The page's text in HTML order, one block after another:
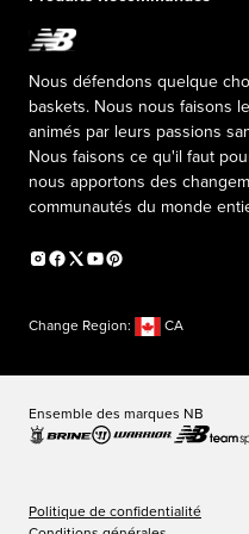
Fondation New Balance
Relations publiques
The TRACK at New Balance
Press box
Programme d’affiliation
Nous défendons quelque
baskets. Nous nous faisons
animés par leurs passions
Nous faisons ce qu'il faut
nous apportons des
communautés du monde
Change Region: CA
Ensemble des marques NB
Politique de confidentialité